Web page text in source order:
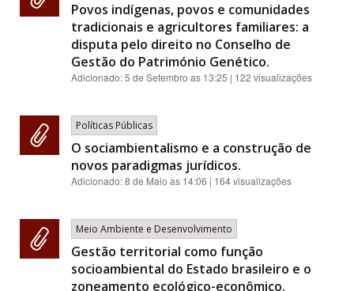
Povos indígenas, povos e comunidades
tradicionais e agricultores familiares: a
disputa pelo direito no Conselho de
Gestão do Património Genético.
Adicionado:5 de Setembro as 13:25 | 122 visualizações
Políticas Públicas
O sociambientalismo e a construção de
novos paradigmas jurídicos.
Adicionado:8 de Maio as 14:06 | 164 visualizações
Meio Ambiente e Desenvolvimento
Gestão territorial como função
socioambiental do Estado brasileiro e o
zoneamento ecológico-econômico.